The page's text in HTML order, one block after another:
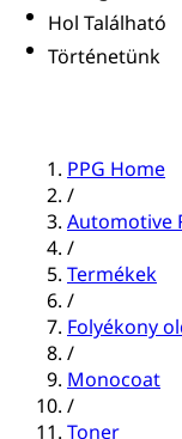
Hol Található
Történetünk
PPG Home
/
Automotive
/
Termékek
/
Folyékony
/
Monocoat
/
Toner